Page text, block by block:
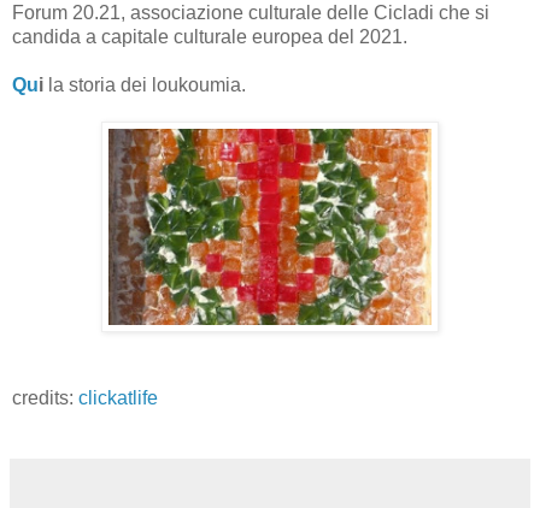
Forum 20.21, associazione culturale delle Cicladi che si
candida a capitale culturale europea del 2021.
Qui la storia dei loukoumia.
credits: clickatlife